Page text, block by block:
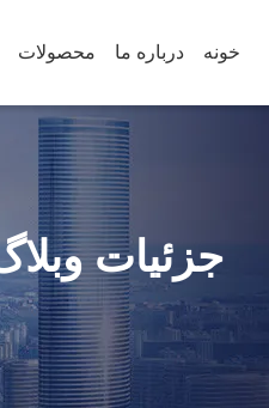
خونه درباره ما محصولات
جزئیات